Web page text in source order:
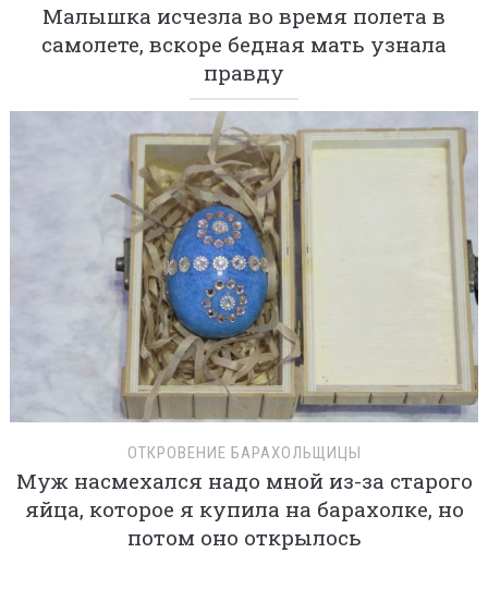
Малышка исчезла во время полета в
самолете, вскоре бедная мать узнала
правду
ОТКРОВЕНИЕ БАРАХОЛЬЩИЦЫ
Муж насмехался надо мной из-за старого
яйца, которое я купила на барахолке, но
потом оно открылось